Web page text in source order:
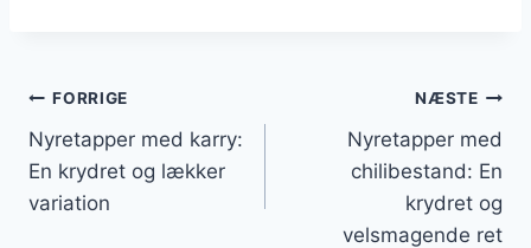
Indlægsnavigation
FORRIGE
Nyretapper med karry:
En krydret og lækker
variation
NÆSTE
Nyretapper med
chilibestand: En
krydret og
velsmagende ret